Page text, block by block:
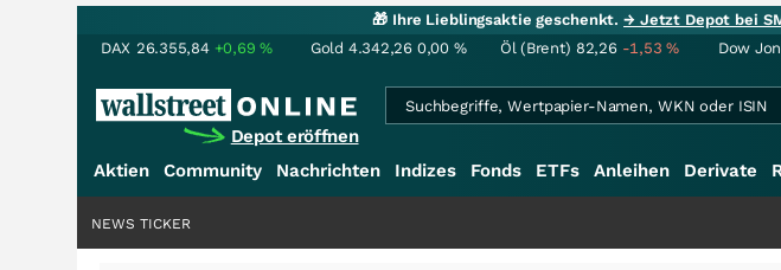
🎁 Ihre Lieblingsaktie geschenkt.→ Jetzt Depot bei
DAX 26.355,84 +0,69% Gold 4.342,26 0,00 % Öl (Brent) 82,26 -1,53% Dow
Depot eröffnen
Aktien Community Nachrichten Indizes Fonds ETFs Anleihen Derivate
NEWS TICKER